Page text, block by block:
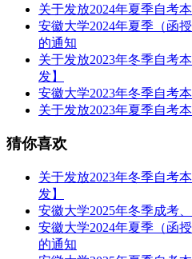
关于发放2024年夏季自考
安徽大学2024年夏季（函
的通知
关于发放2023年冬季自考
发】
安徽大学2023年冬季自考
关于发放2023年夏季自考
猜你喜欢
关于发放2023年冬季自考
发】
安徽大学2025年冬季成考
安徽大学2024年夏季（函
的通知